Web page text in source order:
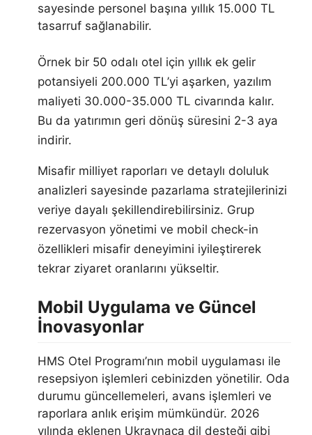
sayesinde personel başına yıllık 15.000 TL
tasarruf sağlanabilir.
Örnek bir 50 odalı otel için yıllık ek gelir
potansiyeli 200.000 TL’yi aşarken, yazılım
maliyeti 30.000-35.000 TL civarında kalır.
Bu da yatırımın geri dönüş süresini 2-3 aya
indirir.
Misafir milliyet raporları ve detaylı doluluk
analizleri sayesinde pazarlama stratejilerinizi
veriye dayalı şekillendirebilirsiniz. Grup
rezervasyon yönetimi ve mobil check-in
özellikleri misafir deneyimini iyileştirerek
tekrar ziyaret oranlarını yükseltir.
Mobil Uygulama ve Güncel
İnovasyonlar
HMS Otel Programı’nın mobil uygulaması ile
resepsiyon işlemleri cebinizden yönetilir. Oda
durumu güncellemeleri, avans işlemleri ve
raporlara anlık erişim mümkündür. 2026
yılında eklenen Ukraynaca dil desteği gibi